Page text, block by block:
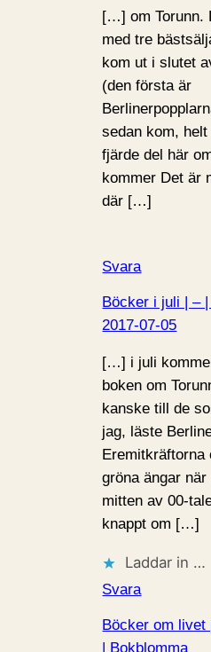
[…] om Torunn.
med tre
kom ut i slutet
(den första är
sedan kom,
fjärde del här
kommer Det är
där […]
Svara
Böcker i juli | –
2017-07-05
[…] i juli
boken om
kanske till de
jag, läste
Eremitkräftorna
gröna ängar
mitten av 00-
knappt om […]
Laddar in …
Svara
Böcker om livet
| Bokblomma